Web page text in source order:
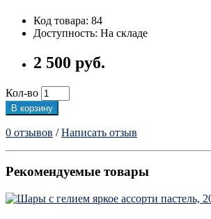
Код товара: 84
Доступность: На складе
2 500 руб.
Кол-во
В корзину
0 отзывов /Написать отзыв
Рекомендуемые товары